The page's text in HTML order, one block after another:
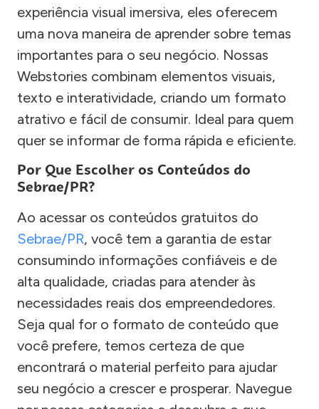
experiência visual imersiva, eles oferecem
uma nova maneira de aprender sobre temas
importantes para o seu negócio. Nossas
Webstories combinam elementos visuais,
texto e interatividade, criando um formato
atrativo e fácil de consumir. Ideal para quem
quer se informar de forma rápida e eficiente.
Por Que Escolher os Conteúdos do
Sebrae/PR?
Ao acessar os conteúdos gratuitos do
Sebrae/PR, você tem a garantia de estar
consumindo informações confiáveis e de
alta qualidade, criadas para atender às
necessidades reais dos empreendedores.
Seja qual for o formato de conteúdo que
você prefere, temos certeza de que
encontrará o material perfeito para ajudar
seu negócio a crescer e prosperar. Navegue